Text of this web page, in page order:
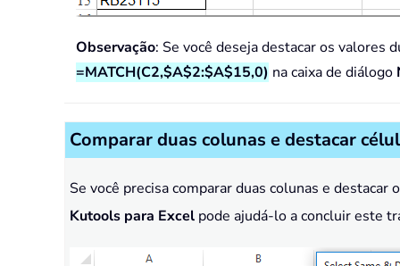
Observação: Se você deseja destacar os valores
=MATCH(C2,$A$2:$A$15,0) na caixa de diálogo
Comparar duas colunas e destacar
Se você precisa comparar duas colunas e
Kutools para Excel pode ajudá-lo a concluir este